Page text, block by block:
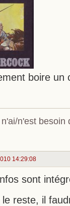
boire
n'est besoin
14:29:08
sont
le reste, il